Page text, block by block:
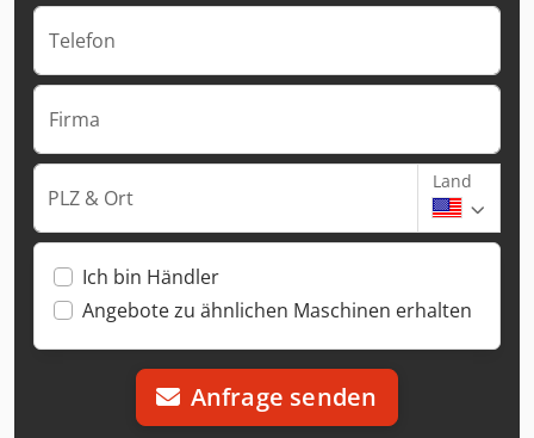
Telefon
Firma
PLZ & Ort
Land
Ich bin Händler
Angebote zu ähnlichen Maschinen erhalten
Anfrage senden